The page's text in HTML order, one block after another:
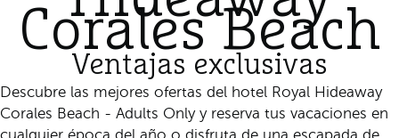
Corales Beach
Ventajas exclusivas
Descubre las mejores ofertas del hotel Royal Hideaway
Corales Beach - Adults Only y reserva tus vacaciones en